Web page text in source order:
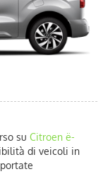
su Citroen ë-
di veicoli in